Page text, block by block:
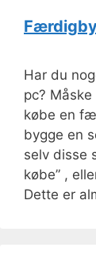
Har du
pc?
købe en
bygge en
selv disse
købe” ,
Dette er